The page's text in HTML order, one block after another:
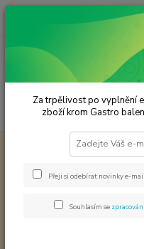
Premium koření
Hřebíček
Za trpělivost po vyplnění
zboží krom Gastro
Přeji si odebírat novinky e-
Souhlasím se